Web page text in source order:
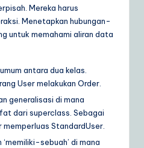
Mereka harus
Menetapkan hubungan-
untuk memahami aliran data
antara dua kelas.
User melakukan Order.
generalisasi di mana
dari superclass. Sebagai
memperluas StandardUser.
‘memiliki-sebuah’ di mana